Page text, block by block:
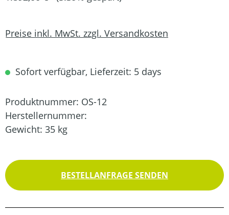
Preise inkl. MwSt. zzgl. Versandkosten
Sofort verfügbar, Lieferzeit: 5 days
Produktnummer: OS-12
Herstellernummer:
Gewicht: 35 kg
BESTELLANFRAGE SENDEN